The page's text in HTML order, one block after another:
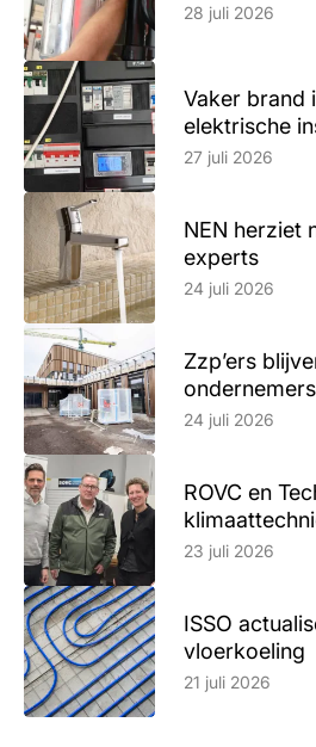
28 juli 2026
Vaker brand
elektrische
Lees artikel
27 juli 2026
NEN herziet
experts
Lees artikel
24 juli 2026
Zzp’ers
Lees artikel
24 juli 2026
ROVC en
Lees artikel
23 juli 2026
ISSO
vloerkoeling
Lees artikel
21 juli 2026